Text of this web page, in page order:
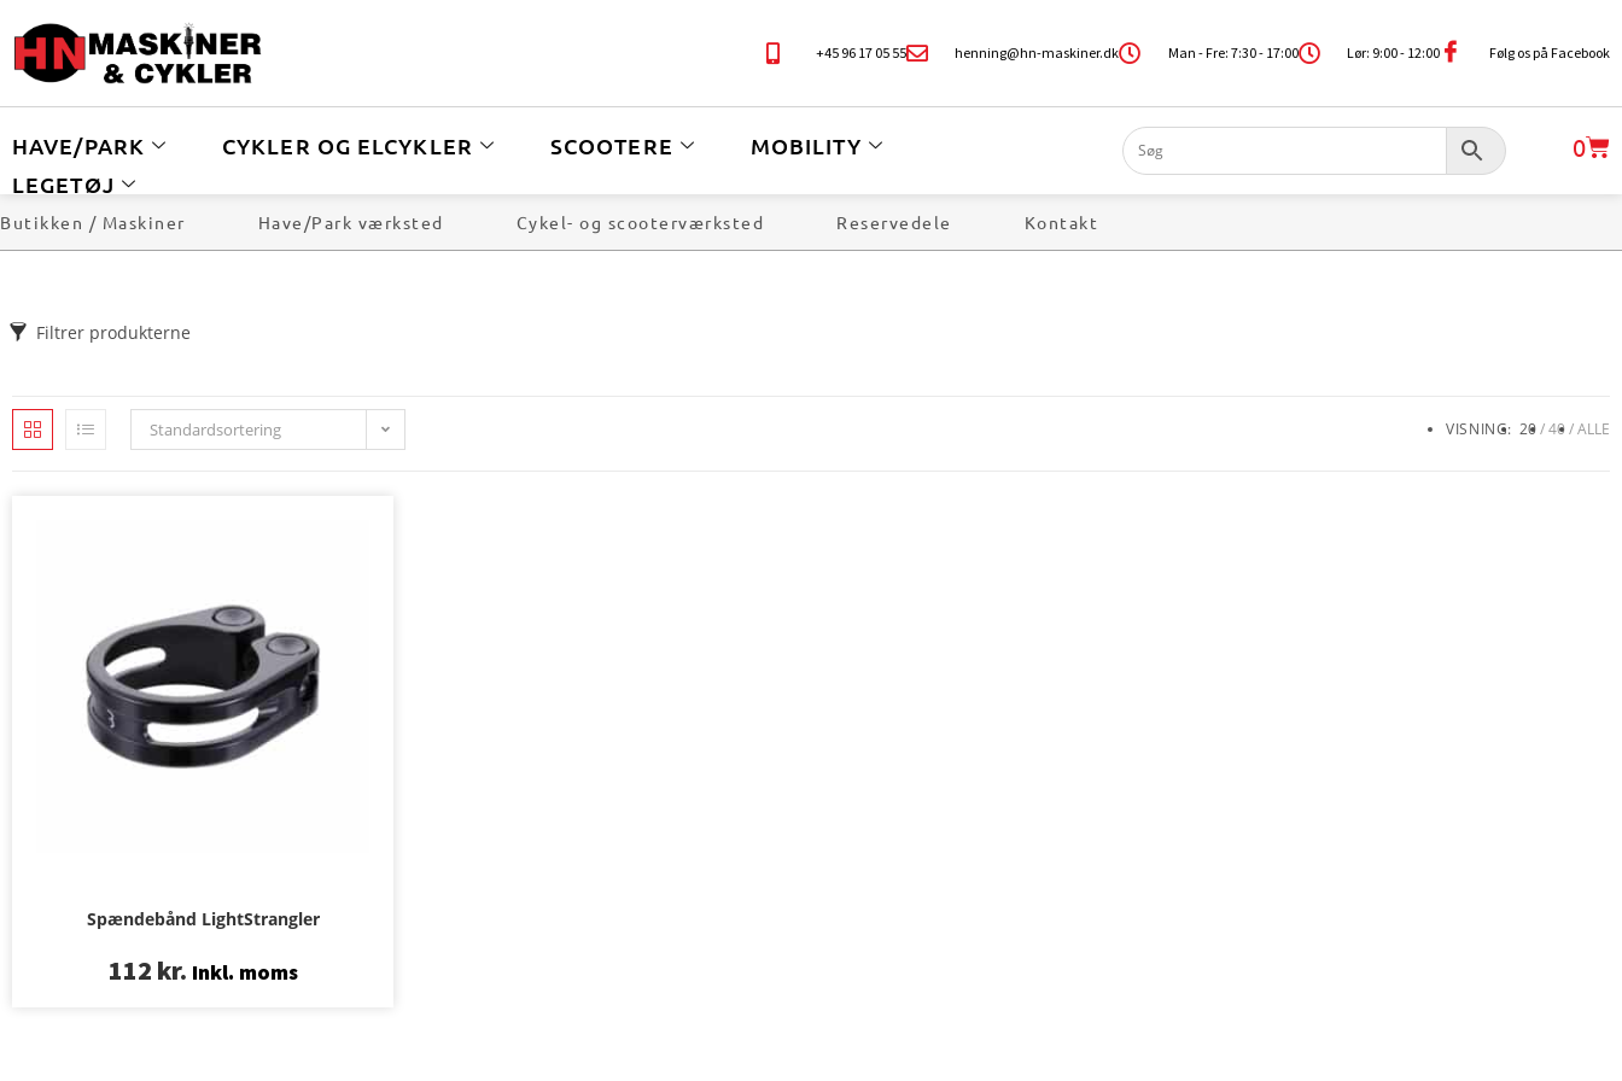
+45 96 17 05 55 henning@hn-maskiner.dk Man - Fre: 7:30 - 17:00 Lør: 9:00 - 12:00 Følg os på Facebook
HAVE/PARK CYKLER OG ELCYKLER SCOOTERE
MOBILITY
LEGETØJ
0
Butikken / Maskiner Have/Park værksted Cykel- og scooterværksted Reservedele Kontakt
Filtrer produkterne
Standardsortering VISNING: 20 40 ALLE
Spændebånd LightStrangler
112 kr. Inkl. moms